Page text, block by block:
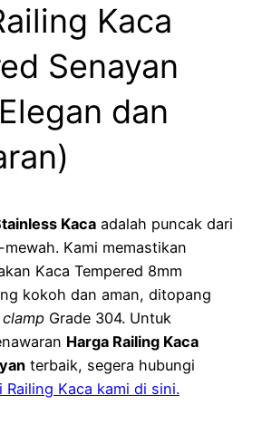
Kaca
Senayan
dan
Kaca adalah puncak dari
Kami memastikan
Kaca Tempered 8mm
kokoh dan aman, ditopang
clamp Grade 304. Untuk
Harga Railing Kaca
terbaik, segera hubungi
Railing Kaca kami di sini.